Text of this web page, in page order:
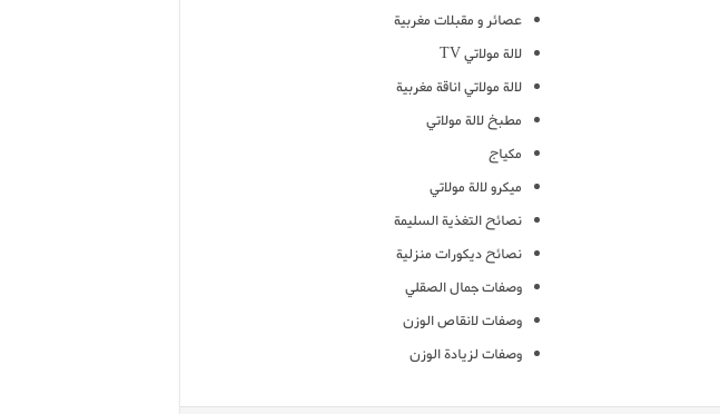
عصائر و مقبلات مغربية
لالة مولاتي TV
لالة مولاتي اناقة مغربية
مطبخ لالة مولاتي
مكياج
ميكرو لالة مولاتي
نصائح التغذية السليمة
نصائح ديكورات منزلية
وصفات جمال الصقلي
وصفات لانقاص الوزن
وصفات لزيادة الوزن